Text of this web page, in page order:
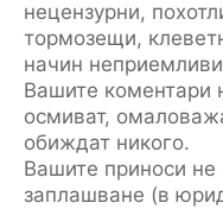
нецензурни,
тормозещи,
начин
Вашите коментари
осмиват,
обиждат никого.
Вашите приноси не
заплашване (в